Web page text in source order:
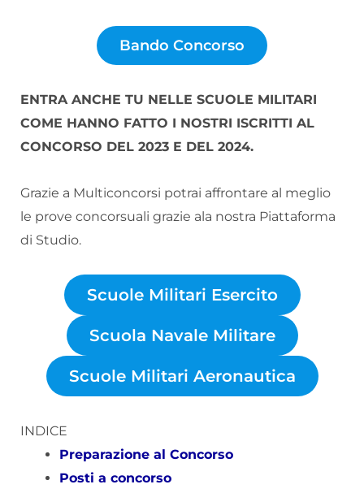
Bando Concorso
ENTRA ANCHE TU NELLE SCUOLE MILITARI
COME HANNO FATTO I NOSTRI ISCRITTI AL
CONCORSO DEL 2023 E DEL 2024.
Grazie a Multiconcorsi potrai affrontare al meglio
le prove concorsuali grazie ala nostra Piattaforma
di Studio.
Scuole Militari Esercito
Scuola Navale Militare
Scuole Militari Aeronautica
INDICE
Preparazione al Concorso
Posti a concorso